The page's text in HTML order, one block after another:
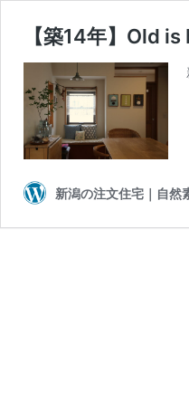
【築14年】Old
新潟の注文住宅｜自然